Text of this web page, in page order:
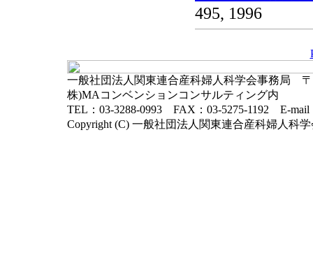
495, 1996
一般社団法人関東連合産科婦人科学会事務局 〒
株)MAコンベンションコンサルティング内
TEL：03-3288-0993 FAX：03-5275-1192 E-mail
Copyright (C) 一般社団法人関東連合産科婦人科